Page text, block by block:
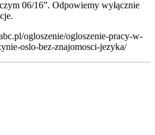
06/16”. Odpowiemy wyłącznie
ogloszenie/ogloszenie-pracy-w-
oslo-bez-znajomosci-jezyka/